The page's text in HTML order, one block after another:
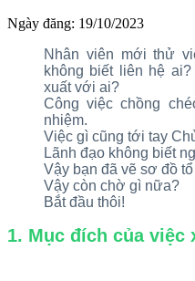
Ngày đăng: 19/10/2023
Nhân viên mới thử
không biết liên hệ
xuất với ai?
Công việc chồng
nhiệm.
Việc gì cũng tới tay
Lãnh đạo không biết
Vậy bạn đã vẽ sơ đồ
Vậy còn chờ gì nữa?
Bắt đầu thôi!
1. Mục đích của